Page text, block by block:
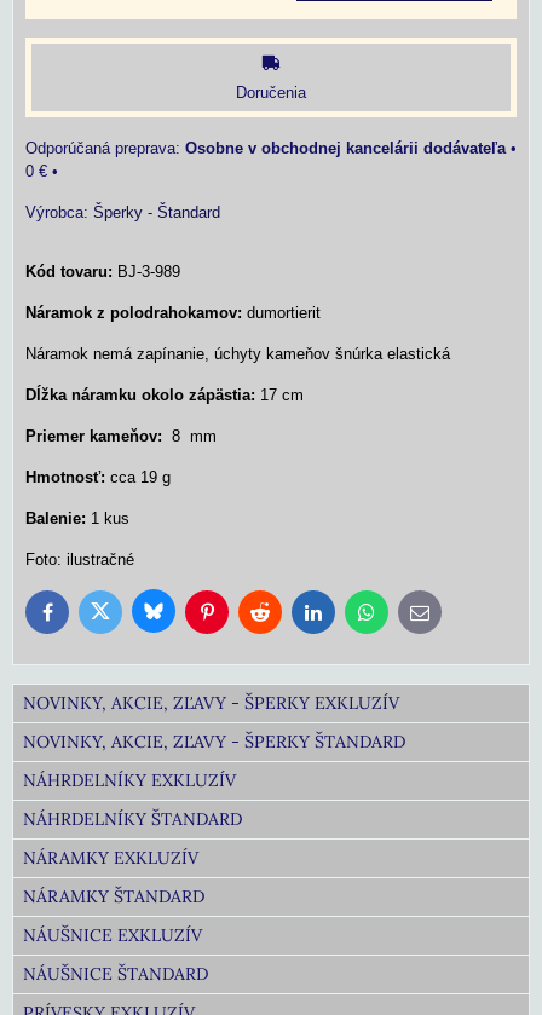
Doručenia
Osobne v obchodnej kancelárii dodávateľa•
0 € •
Výrobca: Šperky - Štandard
Kód tovaru: BJ-3-989
Náramok z polodrahokamov: dumortierit
Náramok nemá zapínanie, úchyty kameňov šnúrka elastická
Dĺžka náramku okolo zápästia: 17 cm
Priemer kameňov: 8 mm
Hmotnosť: cca 19 g
Balenie: 1 kus
Foto: ilustračné
FacebookTwitter BlueskyPinterestReddit LinkedInWhatsApp
E-
mail
NOVINKY, AKCIE, ZĽAVY - ŠPERKY EXKLUZÍV
NOVINKY, AKCIE, ZĽAVY - ŠPERKY ŠTANDARD
NÁHRDELNÍKY EXKLUZÍV
NÁHRDELNÍKY ŠTANDARD
NÁRAMKY EXKLUZÍV
NÁRAMKY ŠTANDARD
NÁUŠNICE EXKLUZÍV
NÁUŠNICE ŠTANDARD